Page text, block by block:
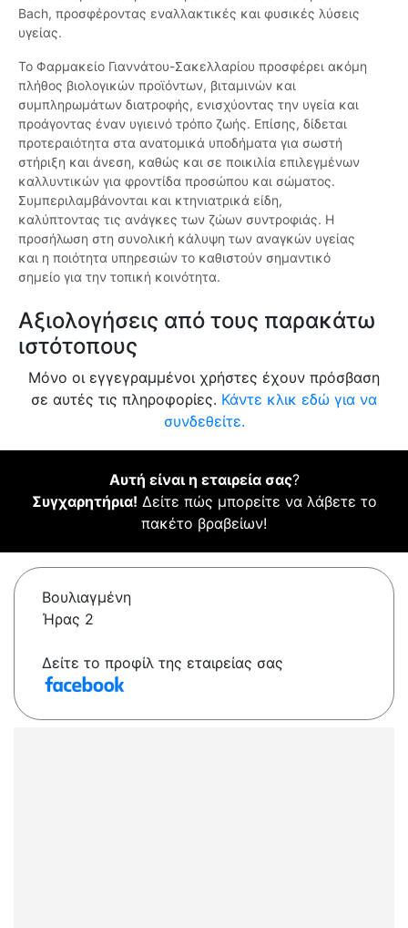
Bach, προσφέροντας εναλλακτικές και φυσικές λύσεις
υγείας.
Το Φαρμακείο Γιαννάτου-Σακελλαρίου προσφέρει ακόμη
πλήθος βιολογικών προϊόντων, βιταμινών και
συμπληρωμάτων διατροφής, ενισχύοντας την υγεία και
προάγοντας έναν υγιεινό τρόπο ζωής. Επίσης, δίδεται
προτεραιότητα στα ανατομικά υποδήματα για σωστή
στήριξη και άνεση, καθώς και σε ποικιλία επιλεγμένων
καλλυντικών για φροντίδα προσώπου και σώματος.
Συμπεριλαμβάνονται και κτηνιατρικά είδη,
καλύπτοντας τις ανάγκες των ζώων συντροφιάς. Η
προσήλωση στη συνολική κάλυψη των αναγκών υγείας
και η ποιότητα υπηρεσιών το καθιστούν σημαντικό
σημείο για την τοπική κοινότητα.
Αξιολογήσεις από τους παρακάτω
ιστότοπους
Μόνο οι εγγεγραμμένοι χρήστες έχουν πρόσβαση
σε αυτές τις πληροφορίες. Κάντε κλικ εδώ για να
συνδεθείτε.
Αυτή είναι η εταιρεία σας?
Συγχαρητήρια! Δείτε πώς μπορείτε να λάβετε το
πακέτο βραβείων!
Βουλιαγμένη
Ήρας 2
Δείτε το προφίλ της εταιρείας σας